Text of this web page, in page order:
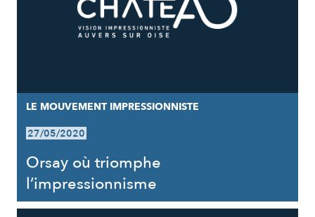
LE MOUVEMENT IMPRESSIONNISTE
27/05/2020
Orsay où triomphe
l’impressionnisme